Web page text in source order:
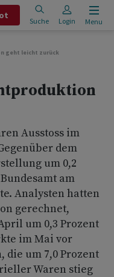
Suche Login Menu
geht leicht zurück
Ausstoss im
dem
um 0,2
am
Analysten hatten
gerechnet,
um 0,3 Prozent
im Mai vor
um 7,0 Prozent
Waren stieg